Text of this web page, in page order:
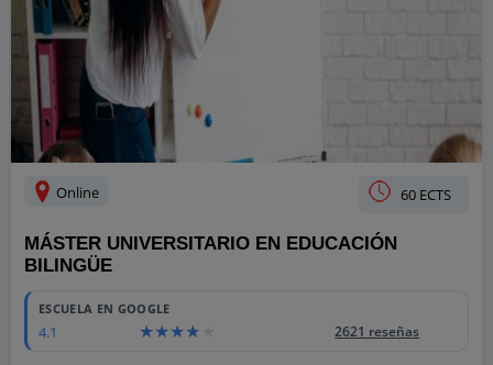
Online 60 ECTS
MÁSTER UNIVERSITARIO EN EDUCACIÓN
BILINGÜE
ESCUELA EN GOOGLE
4.1 2621 reseñas